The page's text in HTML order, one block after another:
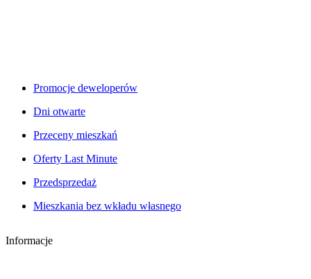
Promocje deweloperów
Dni otwarte
Przeceny mieszkań
Oferty Last Minute
Przedsprzedaż
Mieszkania bez wkładu własnego
Informacje